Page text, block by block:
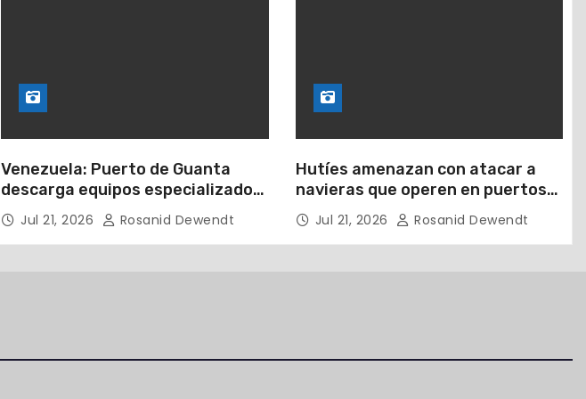
Venezuela: Puerto de Guanta
descarga equipos especializados
para perforación petrolera
Jul 21, 2026 Rosanid Dewendt
Hutíes amenazan con atacar a
navieras que operen en puertos
de Arabia Saudita
Jul 21, 2026 Rosanid Dewendt